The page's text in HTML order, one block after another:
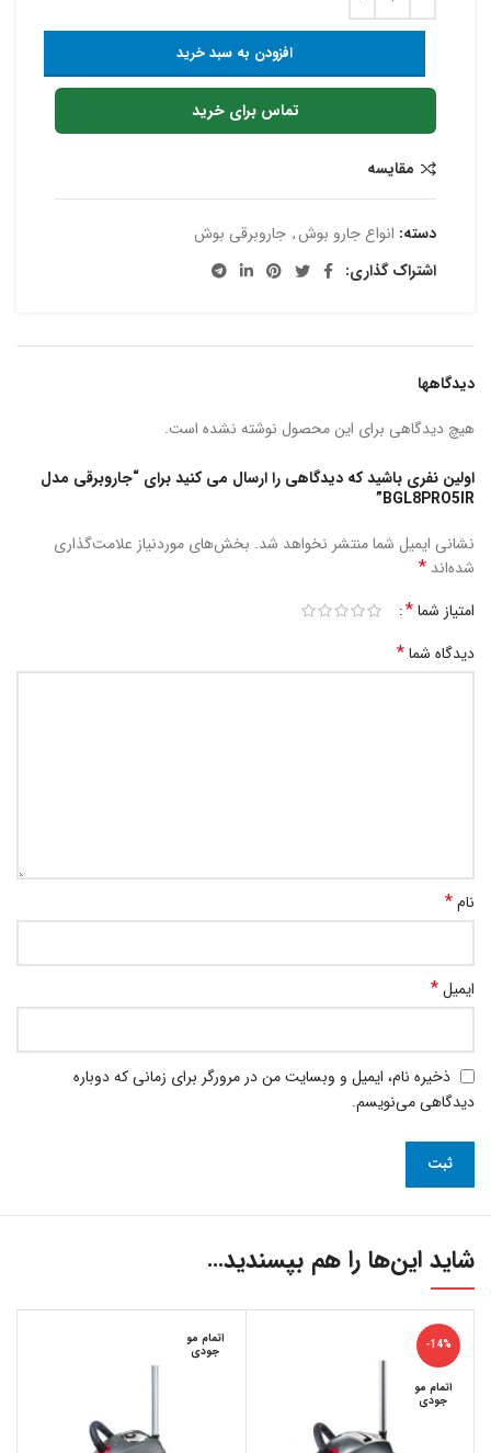
افزودن به سبد خرید
تماس برای خرید
مقایسه
دسته: انواع جارو بوش, جاروبرقی بوش
اشتراک گذاری:
دیدگاهها
هیچ دیدگاهی برای این محصول نوشته نشده است.
اولین نفری باشید که دیدگاهی را ارسال می کنید برای “جاروبرقی مدل
BGL8PRO5IR”
نشانی ایمیل شما منتشر نخواهد شد. بخش‌های موردنیاز علامت‌گذاری
شده‌اند *
امتیاز شما*
دیدگاه شما*
نام*
ایمیل*
ذخیره نام، ایمیل و وبسایت من در مرورگر برای زمانی که دوباره
دیدگاهی می‌نویسم.
شاید این‌ها را هم بپسندید…
-14%
اتمام مو
جودی
اتمام مو
جودی